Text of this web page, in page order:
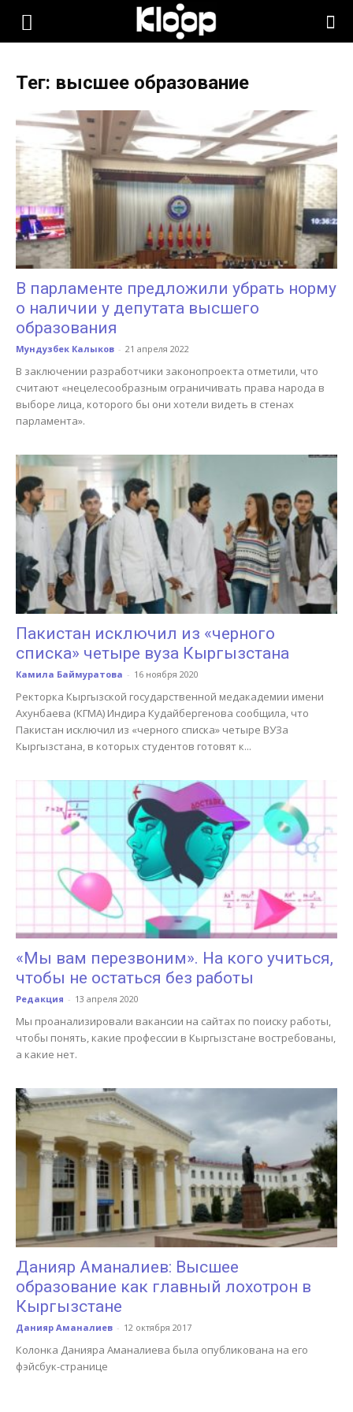
KLOOP.KG
Новости
Кыргызстана
Тег: высшее образование
В парламенте предложили убрать норму
о наличии у депутата высшего
образования
Мундузбек Калыков - 21 апреля 2022
В заключении разработчики законопроекта отметили, что
считают «нецелесообразным ограничивать права народа в
выборе лица, которого бы они хотели видеть в стенах
парламента».
Пакистан исключил из «черного
списка» четыре вуза Кыргызстана
Камила Баймуратова - 16 ноября 2020
Ректорка Кыргызской государственной медакадемии имени
Ахунбаева (КГМА) Индира Кудайбергенова сообщила, что
Пакистан исключил из «черного списка» четыре ВУЗа
Кыргызстана, в которых студентов готовят к...
«Мы вам перезвоним». На кого учиться,
чтобы не остаться без работы
Редакция - 13 апреля 2020
Мы проанализировали вакансии на сайтах по поиску работы,
чтобы понять, какие профессии в Кыргызстане востребованы,
а какие нет.
Данияр Аманалиев: Высшее
образование как главный лохотрон в
Кыргызстане
Данияр Аманалиев - 12 октября 2017
Колонка Данияра Аманалиева была опубликована на его
фэйсбук-странице